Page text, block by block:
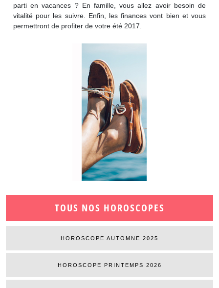
TOUS NOS HOROSCOPES
HOROSCOPE AUTOMNE 2025
HOROSCOPE PRINTEMPS 2026
parti en vacances ? En famille, vous allez avoir besoin de
vitalité pour les suivre. Enfin, les finances vont bien et vous
permettront de profiter de votre été 2017.